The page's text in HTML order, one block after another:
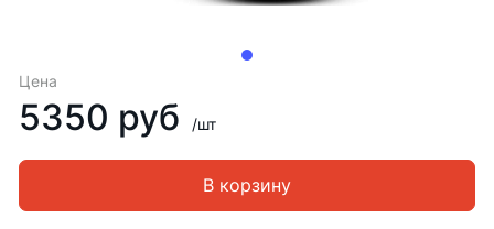
Цена
5350 руб /шт
В корзину